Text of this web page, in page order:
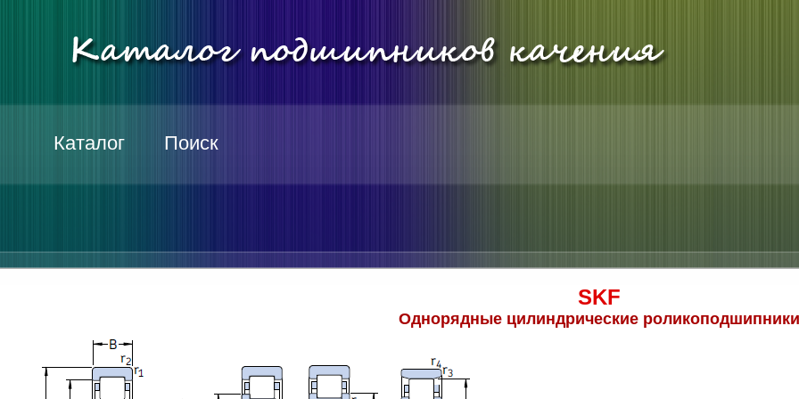
Каталог Поиск
SKF
Однорядные цилиндрические роликоподшипники